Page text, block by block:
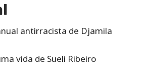
antirracista de Djamila
vida de Sueli Ribeiro